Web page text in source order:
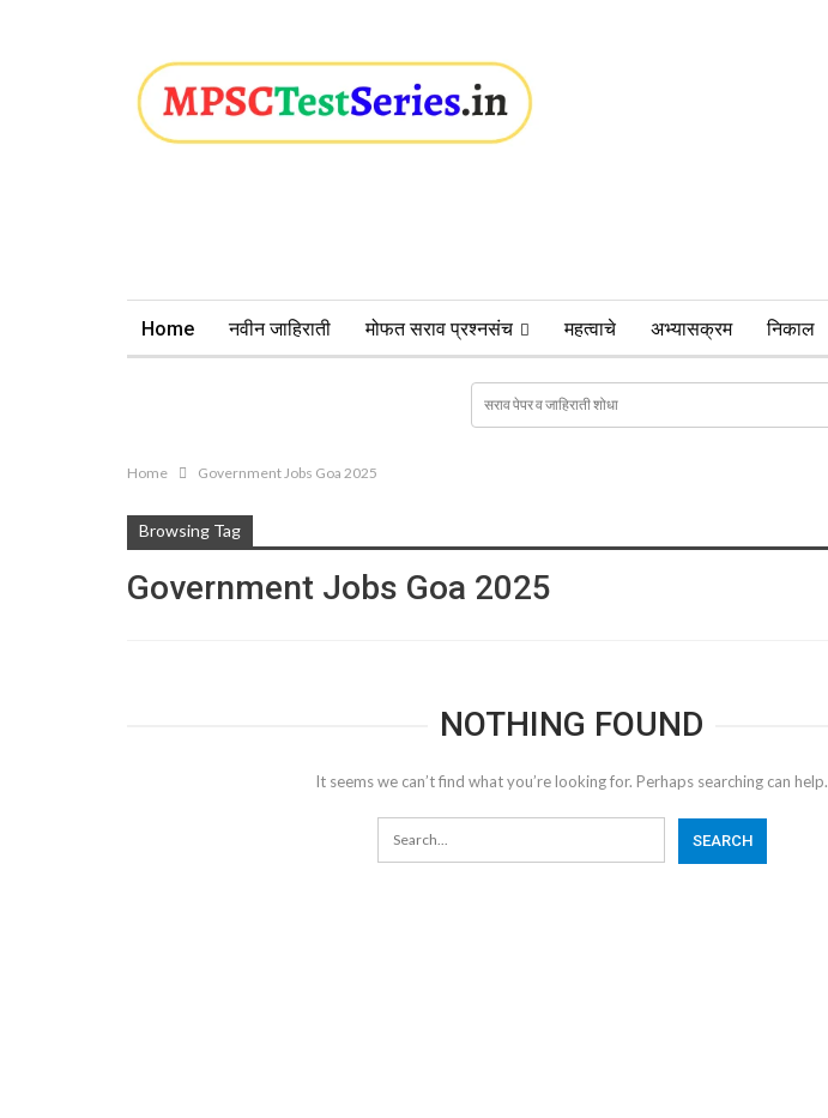
Home नवीन जाहिराती मोफत सराव प्रश्नसंच महत्वाचे अभ्यासक्रम निकाल
Home Government Jobs Goa 2025
Browsing Tag
Government Jobs Goa 2025
NOTHING FOUND
It seems we can’t find what you’re looking for. Perhaps searching can help.